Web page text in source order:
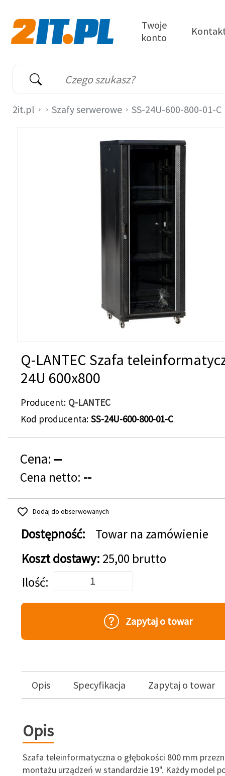
Wyszukiwarka
Słowo kluczowe
Twoje
konto
2it.pl Szafy serwerowe SS-24U-600-800-01-C
Q-LANTEC Szafa
24U 600x800
Producent Q-LANTEC
Kod producenta SS-24U-600-800-01-C
Cena: --
Cena netto: --
Dodaj do obserwowanych
Dostępność:
Towar na zamówienie
Koszt dostawy: 25,00 brutto
Dodaj do koszyka
Ilość
Zapytaj o towar
Opis Specyfikacja Zapytaj o towar
Opis
Szafa teleinformatyczna o głębokości 800 mm
montażu urządzeń w standardzie 19". Każdy model